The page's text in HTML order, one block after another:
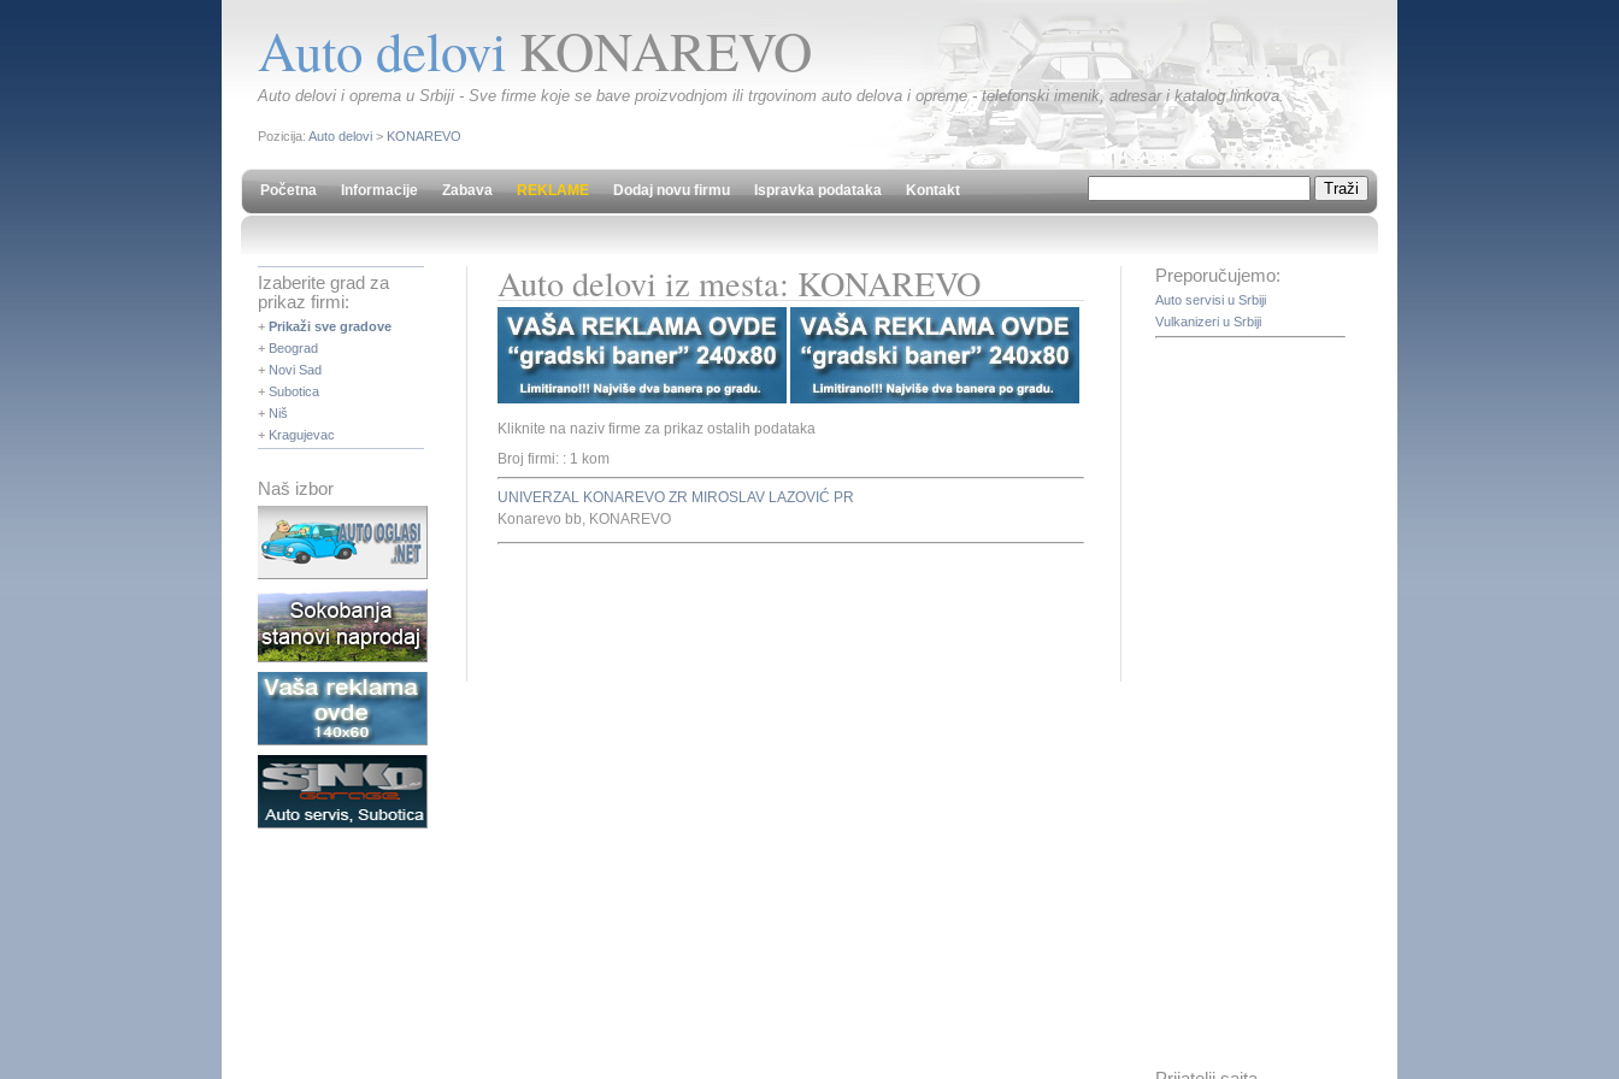
Auto delovi KONAREVO
Auto delovi i oprema u Srbiji - Sve firme koje se bave proizvodnjom ili trgovinom auto delova i opreme - telefonski imenik, adresar i katalog linkova.
Pozicija: Auto delovi > KONAREVO
Početna Informacije Zabava REKLAME Dodaj novu firmu Ispravka podataka Kontakt
Izaberite grad za
prikaz firmi:
+ Prikaži sve gradove
+ Beograd
+ Novi Sad
+ Subotica
+ Niš
+ Kragujevac
Naš izbor
Auto delovi iz mesta: KONAREVO
Kliknite na naziv firme za prikaz ostalih podataka
Broj firmi: : 1 kom
UNIVERZAL KONAREVO ZR MIROSLAV LAZOVIĆ PR
Konarevo bb, KONAREVO
Preporučujemo:
Auto servisi u Srbiji
Vulkanizeri u Srbiji